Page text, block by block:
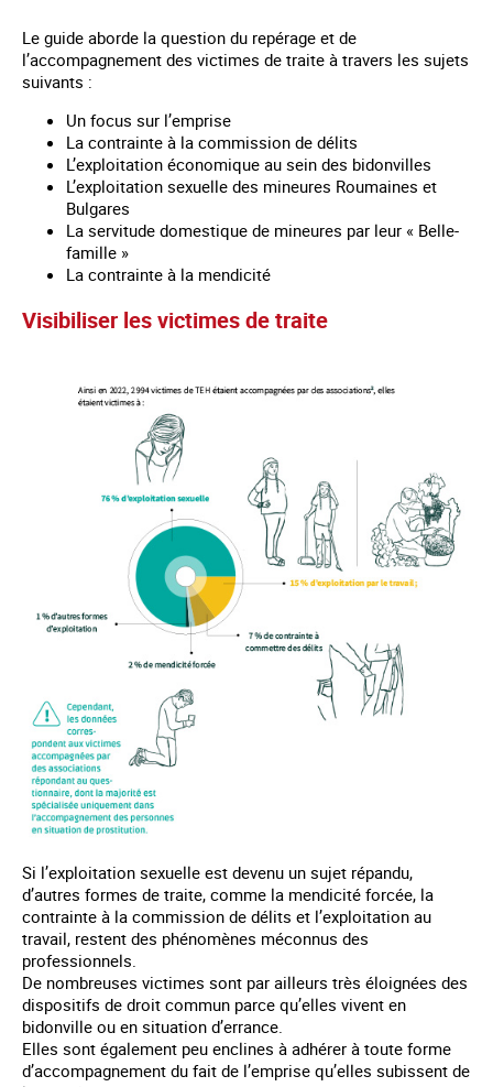
Le guide aborde la question du repérage et de
l’accompagnement des victimes de traite à travers les sujets
suivants :
Un focus sur l’emprise
La contrainte à la commission de délits
L’exploitation économique au sein des bidonvilles
L’exploitation sexuelle des mineures Roumaines et
Bulgares
La servitude domestique de mineures par leur « Belle-
famille »
La contrainte à la mendicité
Visibiliser les victimes de traite
Si l’exploitation sexuelle est devenu un sujet répandu,
d’autres formes de traite, comme la mendicité forcée, la
contrainte à la commission de délits et l’exploitation au
travail, restent des phénomènes méconnus des
professionnels.
De nombreuses victimes sont par ailleurs très éloignées des
dispositifs de droit commun parce qu’elles vivent en
bidonville ou en situation d’errance.
Elles sont également peu enclines à adhérer à toute forme
d’accompagnement du fait de l’emprise qu’elles subissent de